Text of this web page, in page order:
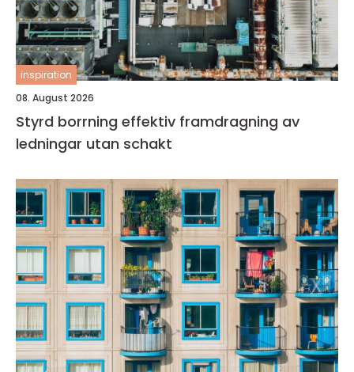
inspiration
08. August 2026
Styrd borrning effektiv framdragning av
ledningar utan schakt